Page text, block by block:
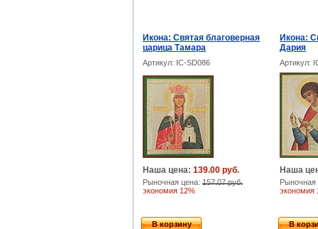
Икона: Святая благоверная
царица Тамара
Икона:
Дария
Артикул: IC-SD086 Артикул:
Наша цена: 139.00 руб.
Рыночная цена: 157.07 руб.
экономия 12%
Наша
экономия
В корзину В